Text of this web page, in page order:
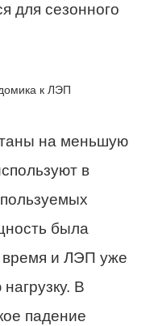
для сезонного
к ЛЭП
на меньшую
в
была
и ЛЭП уже
В
падение